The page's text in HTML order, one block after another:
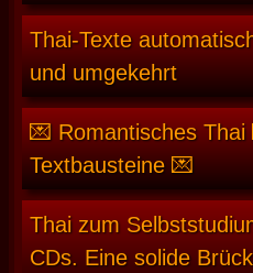
Thai-Texte
und umgekehrt
💌 Romantisches
Textbausteine 💌
Thai zum
CDs. Eine solide